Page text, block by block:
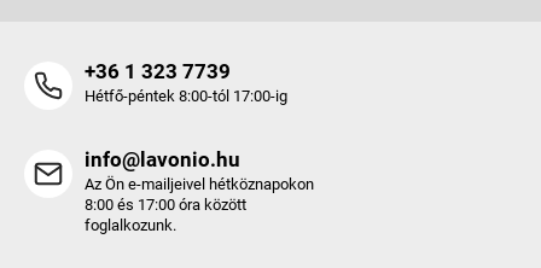
+36 1 323 7739
Hétfő-péntek 8:00-tól 17:00-ig
info@lavonio.hu
Az Ön e-mailjeivel hétköznapokon
8:00 és 17:00 óra között
foglalkozunk.